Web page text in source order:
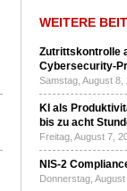
WEITERE
Zutrittskontrolle
Cybersecurity-
Samstag, August
KI als
bis zu acht
Freitag, August 7,
NIS-2
Donnerstag,